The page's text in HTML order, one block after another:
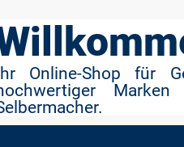
Online-Shop für